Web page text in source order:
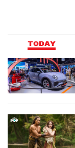
TODAY